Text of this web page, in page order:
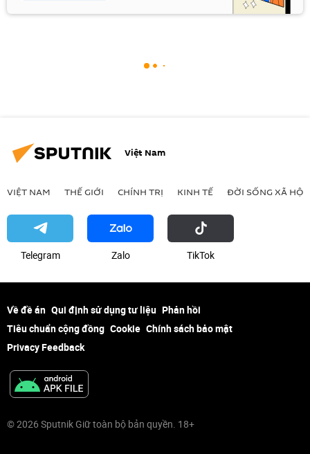
Việt Nam
VIỆT NAM THẾ GIỚI CHÍNH TRỊ KINH TẾ ĐỜI SỐNG XÃ HỘI
Telegram Zalo ТikТоk
Về đề án Qui định sử dụng tư liệu Phản hồi
Tiêu chuẩn cộng đồng Cookie Chính sách bảo mật
Privacy Feedback
© 2026 Sputnik Giữ toàn bộ bản quyền. 18+